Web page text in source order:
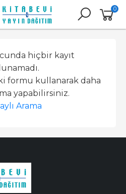
0
hiçbir kayıt
formu kullanarak daha
yapabilirsiniz.
Arama